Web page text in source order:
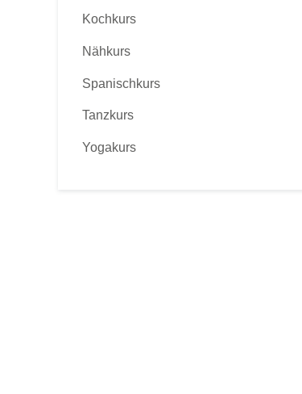
Kochkurs
Nähkurs
Spanischkurs
Tanzkurs
Yogakurs